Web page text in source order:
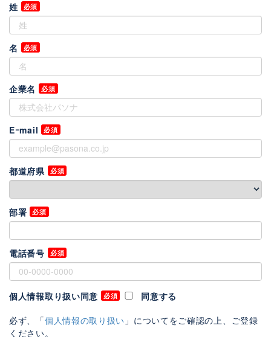
姓
名
企業名
Eｰmail
都道府県
部署
電話番号
個人情報取り扱い同意
同意する
必ず、「個人情報の取り扱い 」についてをご確認の上、ご登録
ください。